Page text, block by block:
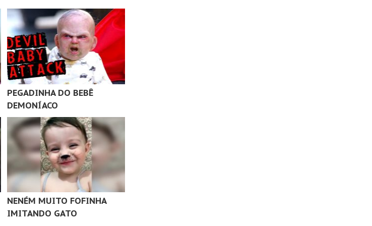
PEGADINHA DO BEBÊ
DEMONÍACO
NENÉM MUITO FOFINHA
IMITANDO GATO